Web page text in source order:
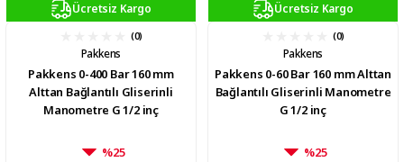
Ücretsiz Kargo
(0)
Pakkens
Pakkens 0-400 Bar 160 mm
Alttan Bağlantılı Gliserinli
Manometre G 1/2 inç
%25
Ücretsiz Kargo
(0)
Pakkens
Pakkens 0-60 Bar 160 mm Alttan
Bağlantılı Gliserinli Manometre
G 1/2 inç
%25